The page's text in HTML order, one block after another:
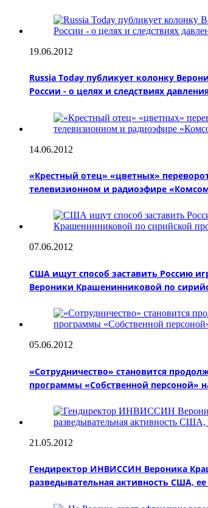
19.06.2012
Russia Today публикует колонку
России - о целях и следствиях
14.06.2012
«Крестный отец» «цветных»
телевизионном и радиоэфире
07.06.2012
США ищут способ заставить Россию
Вероники Крашенинниковой по
05.06.2012
«Сотрудничество» становится
программы «Собственной персоной»
21.05.2012
Гендиректор ИНВИССИН Вероника
разведывательная активность США,